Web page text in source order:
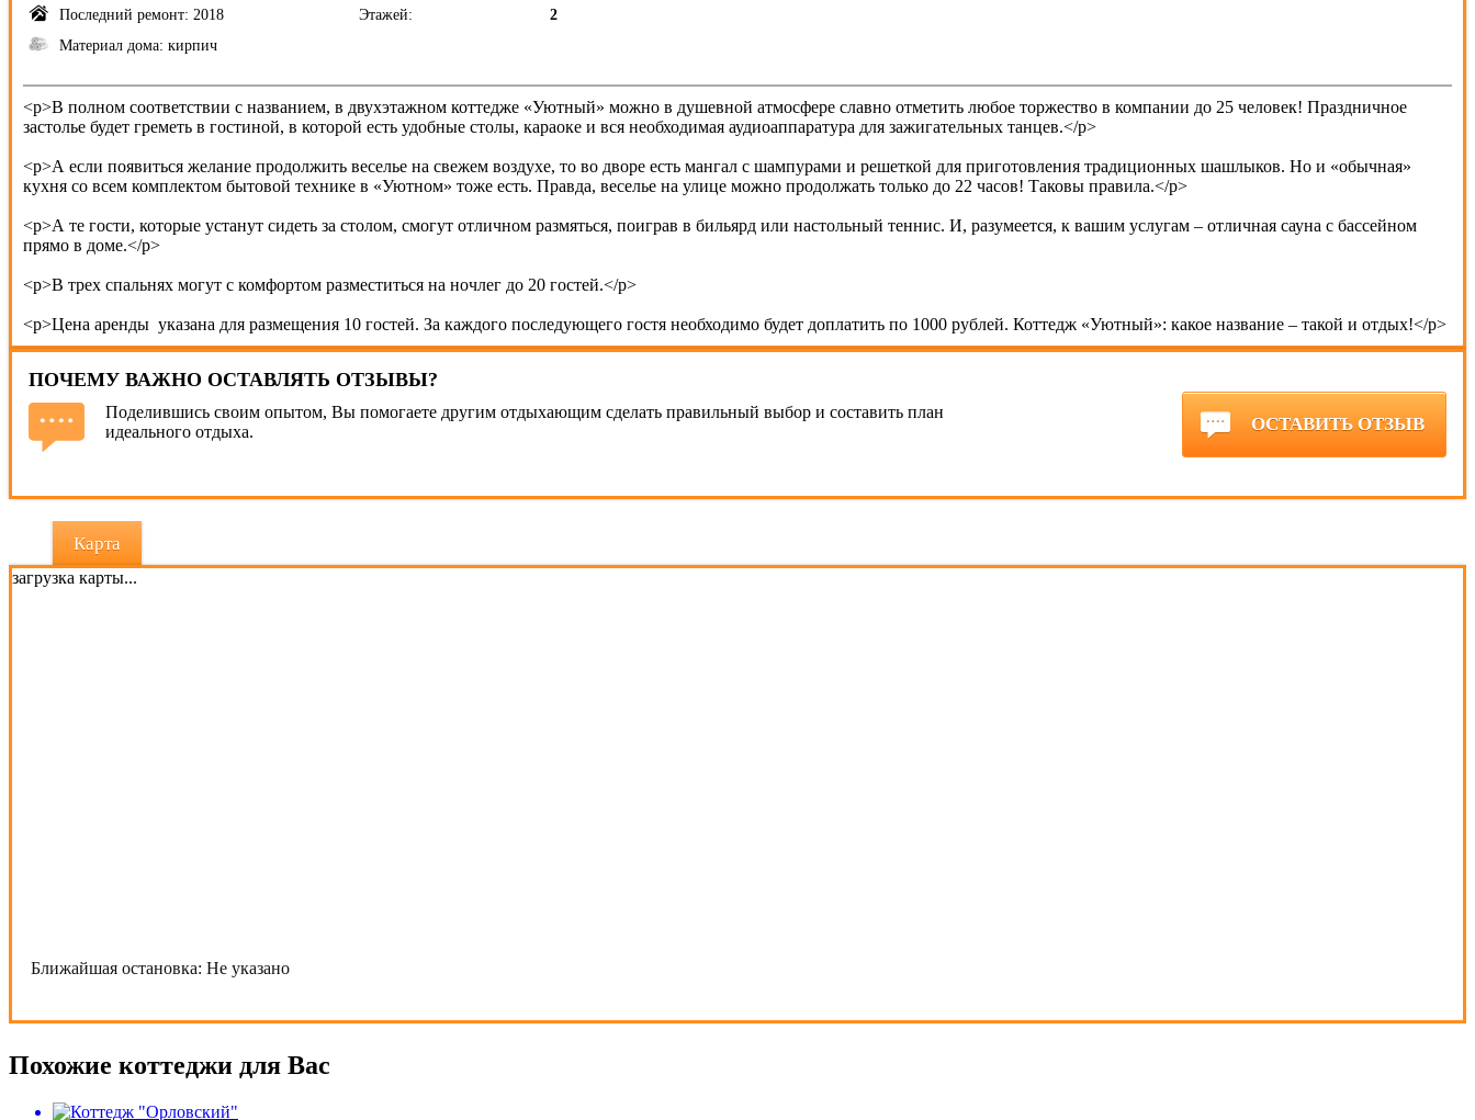
Последний ремонт: 2018
Материал дома: кирпич
Этажей:
2
<p>В полном соответствии с названием, в двухэтажном коттедже «Уютный» можно в душевной атмосфере славно отметить любое торжество в компании до 25 человек! Праздничное
застолье будет греметь в гостиной, в которой есть удобные столы, караоке и вся необходимая аудиоаппаратура для зажигательных танцев.</p>
<p>А если появиться желание продолжить веселье на свежем воздухе, то во дворе есть мангал с шампурами и решеткой для приготовления традиционных шашлыков. Но и «обычная»
кухня со всем комплектом бытовой технике в «Уютном» тоже есть. Правда, веселье на улице можно продолжать только до 22 часов! Таковы правила.</p>
<p>А те гости, которые устанут сидеть за столом, смогут отличном размяться, поиграв в бильярд или настольный теннис. И, разумеется, к вашим услугам – отличная сауна с бассейном
прямо в доме.</p>
<p>В трех спальнях могут с комфортом разместиться на ночлег до 20 гостей.</p>
<p>Цена аренды указана для размещения 10 гостей. За каждого последующего гостя необходимо будет доплатить по 1000 рублей. Коттедж «Уютный»: какое название – такой и отдых!</p>
ПОЧЕМУ ВАЖНО ОСТАВЛЯТЬ ОТЗЫВЫ?
ОСТАВИТЬ ОТЗЫВ
Поделившись своим опытом, Вы помогаете другим отдыхающим сделать правильный выбор и составить план
идеального отдыха.
Карта
загрузка карты...
Ближайшая остановка: Не указано
Похожие коттеджи для Вас